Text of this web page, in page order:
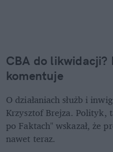
CBA do likwidacji?
komentuje
O działaniach służb i
Krzysztof Brejza. Polityk,
po Faktach" wskazał, że
nawet teraz.